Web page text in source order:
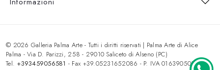
© 2026 Galleria Palma Arte - Tutti i diritti riservati | Palma Arte di Alice
Palma - Via D. Parizzi, 258 - 29010 Saliceto di Alseno (PC)
Tel. +393459056581 - Fax +39.05231652086 - P. IVA 01639050333 -